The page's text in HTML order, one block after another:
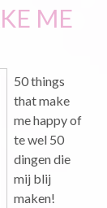
ME
50 things
that make
me happy of
te wel 50
dingen die
mij blij
maken!